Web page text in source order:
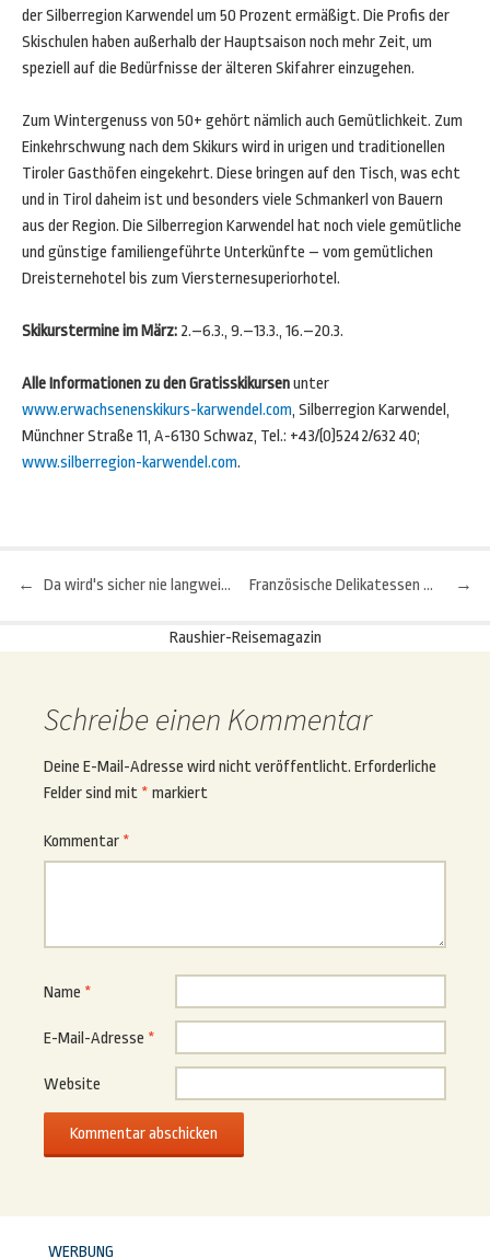
der Silberregion Karwendel um 50 Prozent ermäßigt. Die Profis der
Skischulen haben außerhalb der Hauptsaison noch mehr Zeit, um
speziell auf die Bedürfnisse der älteren Skifahrer einzugehen.
Zum Wintergenuss von 50+ gehört nämlich auch Gemütlichkeit. Zum
Einkehrschwung nach dem Skikurs wird in urigen und traditionellen
Tiroler Gasthöfen eingekehrt. Diese bringen auf den Tisch, was echt
und in Tirol daheim ist und besonders viele Schmankerl von Bauern
aus der Region. Die Silberregion Karwendel hat noch viele gemütliche
und günstige familiengeführte Unterkünfte – vom gemütlichen
Dreisternehotel bis zum Viersternesuperiorhotel.
Skikurstermine im März: 2.–6.3., 9.–13.3., 16.–20.3.
Alle Informationen zu den Gratisskikursenunter
www.erwachsenenskikurs-karwendel.com, Silberregion Karwendel,
Münchner Straße 11, A-6130 Schwaz, Tel.: +43/(0)5242/632 40;
www.silberregion-karwendel.com.
Beitragsnavigation
← Da wird's sicher nie langweilig: 11.000 Freizeit-Angebote →
Französische Delikatessen - Plätzchen, Pasteten und Petits Pains in Paris
Raushier-Reisemagazin
Schreibe einen Kommentar
Deine E-Mail-Adresse wird nicht veröffentlicht. Erforderliche
Felder sind mit * markiert
Kommentar *
Name *
E-Mail-Adresse *
Website
WERBUNG